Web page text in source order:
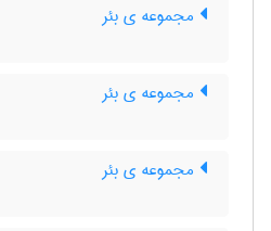
مجموعه ی بئر
مجموعه ی بئر
مجموعه ی بئر